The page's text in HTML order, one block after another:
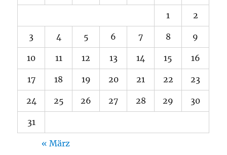
1 2
3 4 5 6 7 8 9
10 11 12 13 14 15 16
17 18 19 20 21 22 23
24 25 26 27 28 29 30
31
« März